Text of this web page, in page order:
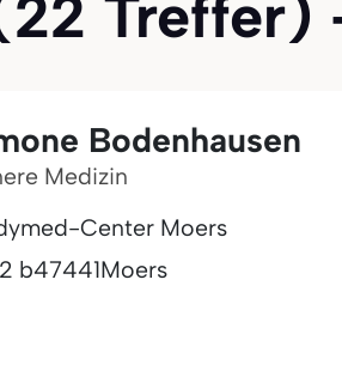
Treffer)
Bodenhausen
Medizin
Center Moers
b47441Moers